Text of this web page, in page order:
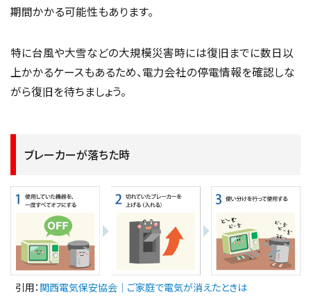
期間かかる可能性もあります。
特に台風や大雪などの大規模災害時には復旧までに数日以
上かかるケースもあるため、電力会社の停電情報を確認しな
がら復旧を待ちましょう。
ブレーカーが落ちた時
引用： 関西電気保安協会｜ご家庭で電気が消えたときは